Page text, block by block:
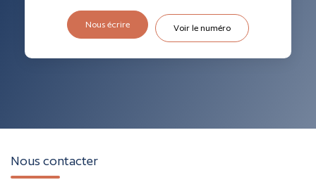
Nous écrire Voir le numéro
Nous contacter